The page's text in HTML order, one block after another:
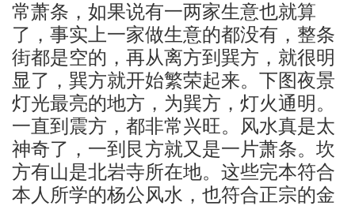
常萧条，如果说有一两家生意也就算
了，事实上一家做生意的都没有，整条
街都是空的，再从离方到巽方，就很明
显了，巽方就开始繁荣起来。下图夜景
灯光最亮的地方，为巽方，灯火通明。
一直到震方，都非常兴旺。风水真是太
神奇了，一到艮方就又是一片萧条。坎
方有山是北岩寺所在地。这些完本符合
本人所学的杨公风水，也符合正宗的金